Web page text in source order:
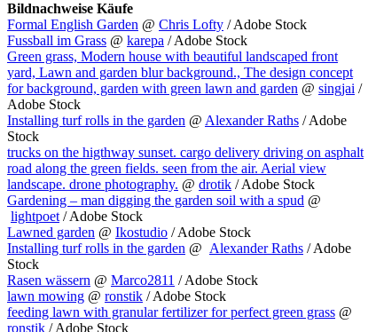
Bildnachweise Käufe
Formal English Garden @ Chris Lofty / Adobe Stock
Fussball im Grass @ karepa / Adobe Stock
Green grass, Modern house with beautiful landscaped front
yard, Lawn and garden blur background., The design concept
for background, garden with green lawn and garden @ singjai /
Adobe Stock
Installing turf rolls in the garden @ Alexander Raths / Adobe
Stock
trucks on the higthway sunset. cargo delivery driving on asphalt
road along the green fields. seen from the air. Aerial view
landscape. drone photography. @ drotik / Adobe Stock
Gardening – man digging the garden soil with a spud @
lightpoet/ Adobe Stock
Lawned garden @ Ikostudio / Adobe Stock
Installing turf rolls in the garden @ Alexander Raths / Adobe
Stock
Rasen wässern @ Marco2811 / Adobe Stock
lawn mowing @ ronstik / Adobe Stock
feeding lawn with granular fertilizer for perfect green grass @
ronstik / Adobe Stock